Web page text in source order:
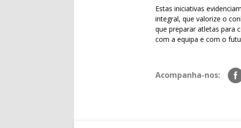
Estas iniciativas
integral, que valorize o
que preparar atletas para
com a equipa e com o
Acompanha-nos:
nos